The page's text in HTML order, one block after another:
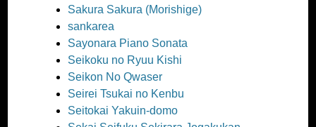
Sakura Sakura (Morishige)
sankarea
Sayonara Piano Sonata
Seikoku no Ryuu Kishi
Seikon No Qwaser
Seirei Tsukai no Kenbu
Seitokai Yakuin-domo